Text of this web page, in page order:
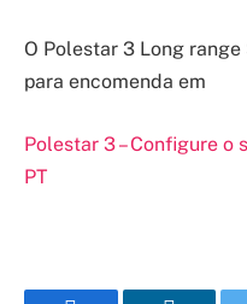
O Polestar 3 Long
para encomenda em
Polestar 3 – Configure o
PT